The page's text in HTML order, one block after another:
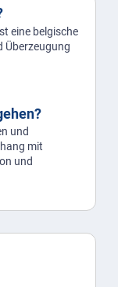
eine belgische
Überzeugung
und
mit
und